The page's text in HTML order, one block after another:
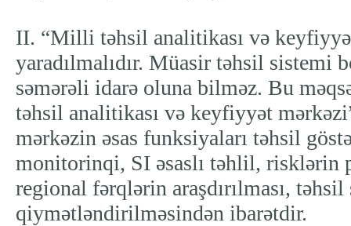
II. “Milli təhsil analitikası və
yaradılmalıdır. Müasir təhsil sistemi
səmərəli idarə oluna bilməz. Bu
təhsil analitikası və keyfiyyət
mərkəzin əsas funksiyaları təhsil
monitorinqi, SI əsaslı təhlil, risklərin
regional fərqlərin araşdırılması,
qiymətləndirilməsindən ibarətdir.